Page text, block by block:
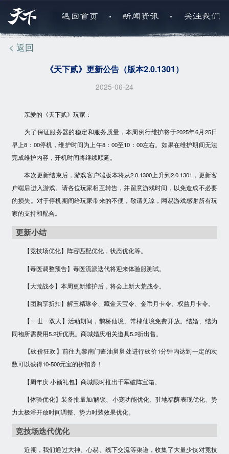
返回首页 . 新闻资讯 . 关注我们
< 返回
《天下贰》更新公告（版本2.0.1301）
2025-06-24
亲爱的《天下贰》玩家：
为了保证服务器的稳定和服务质量，本周例行维护将于2025年6月25日
早上8：00停机，维护时间为上午8：00至10：00左右。如果在维护期间无法
完成维护内容，开机时间将继续顺延。
本次更新结束后，游戏客户端版本将从2.0.1300上升到2.0.1301 ，更新客
户端后进入游戏。请各位玩家相互转告，并留意游戏时间，以免造成不必要
的损失。对于停机期间给玩家带来的不便，敬请见谅，网易游戏感谢所有玩
家的支持和配合。
更新小结
【竞技场优化】阵容匹配优化，状态优化等。
【毒医调整预告】毒医流派迭代将迎来体验服测试。
【大荒战令】本周更新维护后，将会上新大荒战令。
【团购享折扣】解玉精琢令、藏金天宝令、金币月卡令、权益月卡令。
【一世一双人】活动期间，鹊桥仙境、常棣仙境免费开放。结婚、结为
同袍所需费用5.2折优惠。商城婚庆相关道具5.2折出售。
【砍价狂欢】前往九黎南门酱油舅舅处进行砍价1分钟内达到一定的次
数可以获得10-500元宝的折扣券！
【周年庆·小额礼包】商城限时推出千军破阵宝箱。
【体验优化】装备批量加/解锁、小宠功能优化、驻地福荫表现优化、势
力太极浴开放时间调整、势力时装效果优化。
竞技场迭代优化
近期，我们通过大神、心易、线下交流等渠道，收集了大量少侠对竞技